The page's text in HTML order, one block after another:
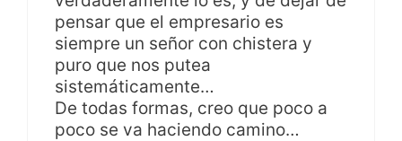
pensar que el empresario es
siempre un señor con chistera y
puro que nos putea
sistemáticamente…
De todas formas, creo que poco a
poco se va haciendo camino…